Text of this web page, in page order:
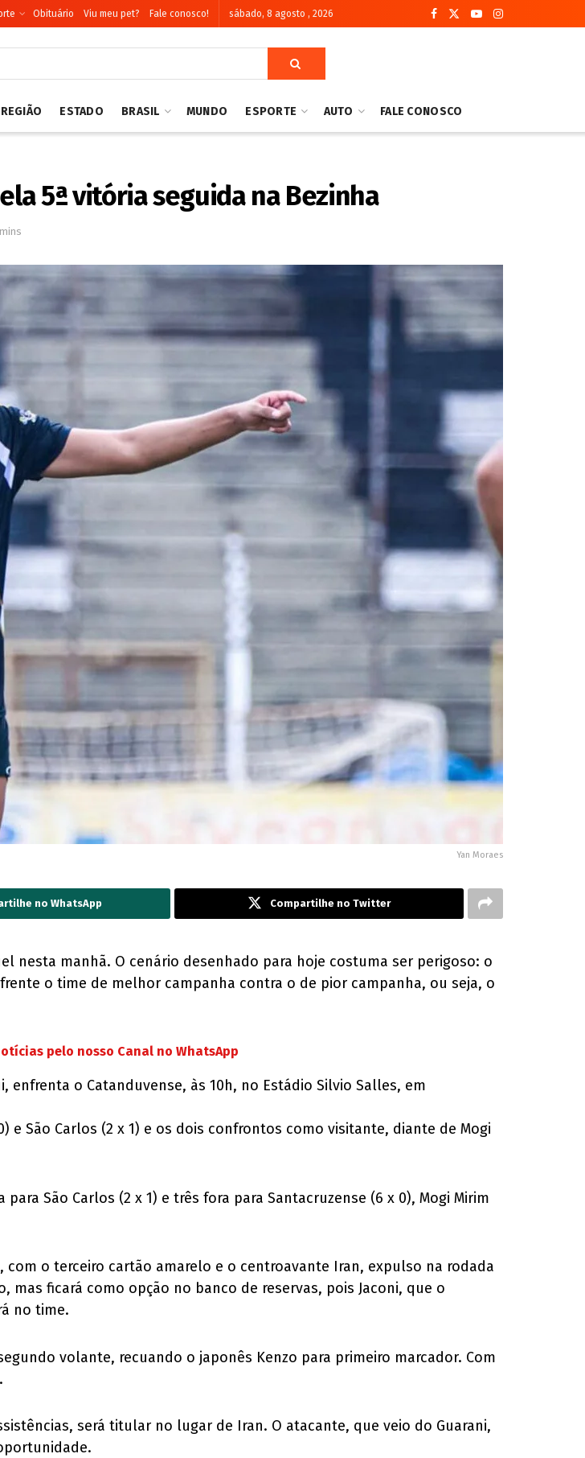
Obituário Viu meu pet? Fale conosco! sábado, 8 agosto , 2026
ESTADO BRASIL MUNDO ESPORTE AUTO FALE CONOSCO
5ª vitória seguida na Bezinha
Yan Moraes
no WhatsApp Compartilhe no Twitter
nesta manhã. O cenário desenhado para hoje costuma ser perigoso: o
o time de melhor campanha contra o de pior campanha, ou seja, o
pelo nosso Canal no WhatsApp
o Catanduvense, às 10h, no Estádio Silvio Salles, em
e São Carlos (2 x 1) e os dois confrontos como visitante, diante de Mogi
São Carlos (2 x 1) e três fora para Santacruzense (6 x 0), Mogi Mirim
o terceiro cartão amarelo e o centroavante Iran, expulso na rodada
mas ficará como opção no banco de reservas, pois Jaconi, que o
no time.
volante, recuando o japonês Kenzo para primeiro marcador. Com
será titular no lugar de Iran. O atacante, que veio do Guarani,